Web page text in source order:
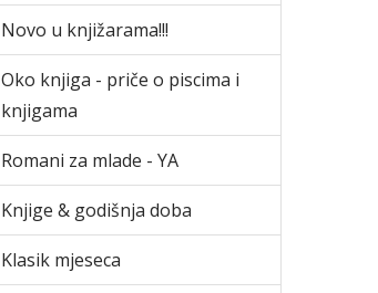
Novo u knjižarama!!!
Oko knjiga - priče o piscima i
knjigama
Romani za mlade - YA
Knjige & godišnja doba
Klasik mjeseca